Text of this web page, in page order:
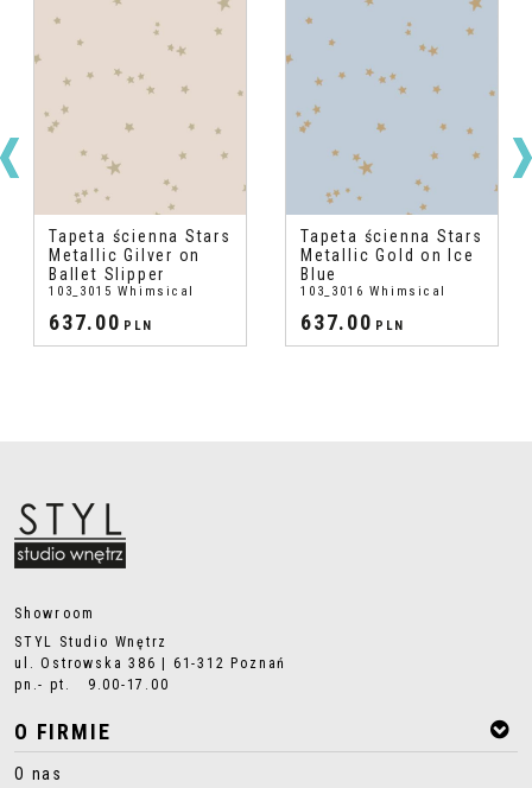
Tapeta ścienna Stars
Metallic Gilver on
Ballet Slipper
103_3015 Whimsical
637.00 PLN
Tapeta ścienna Stars
Metallic Gold on Ice
Blue
103_3016 Whimsical
637.00 PLN
Showroom
STYL Studio Wnętrz
ul. Ostrowska 386 | 61-312 Poznań
pn.- pt. 9.00-17.00
O FIRMIE
O nas